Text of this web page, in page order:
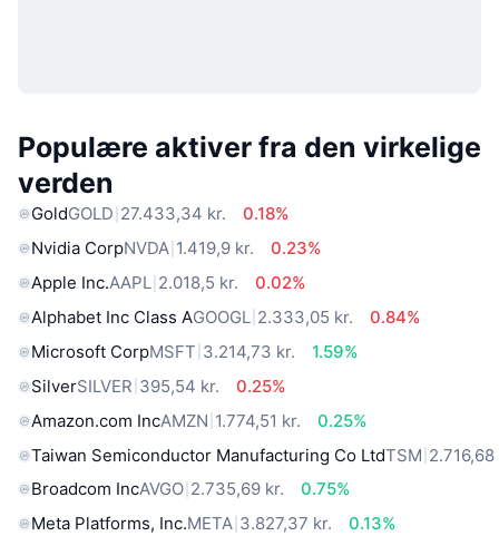
Populære aktiver fra den virkelige
verden
GoldGOLD 27.433,34 kr.
0.18%
Nvidia CorpNVDA 1.419,9 kr.
0.23%
Apple Inc.AAPL 2.018,5 kr.
0.02%
Alphabet Inc Class AGOOGL 2.333,05 kr.
0.84%
Microsoft CorpMSFT 3.214,73 kr.
1.59%
SilverSILVER 395,54 kr.
0.25%
Amazon.com IncAMZN 1.774,51 kr.
0.25%
Taiwan Semiconductor Manufacturing Co LtdTSM 2.716,68
Broadcom IncAVGO 2.735,69 kr.
0.75%
Meta Platforms, Inc.META 3.827,37 kr.
0.13%